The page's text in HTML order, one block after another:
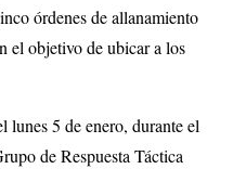
órdenes de allanamiento
el objetivo de ubicar a los
lunes 5 de enero, durante el
de Respuesta Táctica